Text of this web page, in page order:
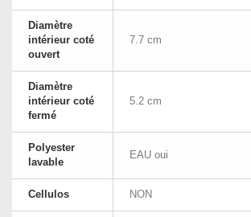
Diamètre
intérieur coté
ouvert
7.7 cm
Diamètre
intérieur coté
fermé
5.2 cm
Polyester
lavable
EAU oui
Cellulos NON